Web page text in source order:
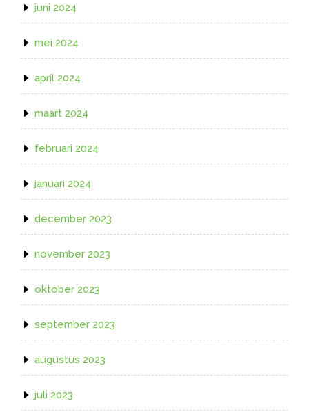
juni 2024
mei 2024
april 2024
maart 2024
februari 2024
januari 2024
december 2023
november 2023
oktober 2023
september 2023
augustus 2023
juli 2023